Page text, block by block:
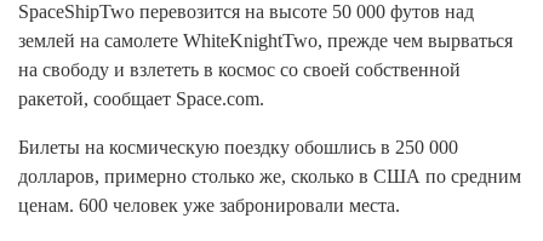
SpaceShipTwo перевозится на высоте 50 000 футов над
землей на самолете WhiteKnightTwo, прежде чем вырваться
на свободу и взлететь в космос со своей собственной
ракетой, сообщает Space.com.
Билеты на космическую поездку обошлись в 250 000
долларов, примерно столько же, сколько в США по средним
ценам. 600 человек уже забронировали места.